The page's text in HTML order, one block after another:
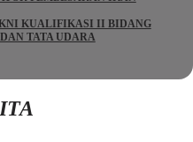
KUALIFIKASI II BIDANG
TATA UDARA